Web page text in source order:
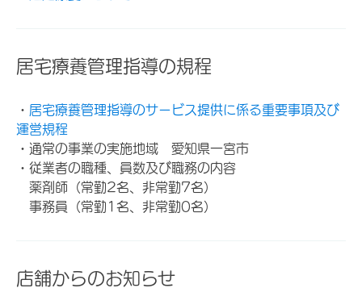
居宅療養管理指導の規程
・ 居宅療養管理指導のサービス提供に係る重要事項及び
運営規程
・通常の事業の実施地域 愛知県一宮市
・従業者の職種、員数及び職務の内容
薬剤師（常勤2名、非常勤7名）
事務員（常勤1名、非常勤0名）
店舗からのお知らせ